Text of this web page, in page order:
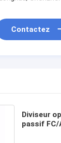
Contactez
Diviseur
passif FC/